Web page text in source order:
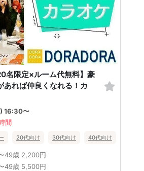
代向け 街コン
名限定×ルーム代無料】豪
あれば仲良くなれる！カ
16:30〜
間
20代向け 30代向け 40代向け
49歳 2,200円
49歳 5,500円